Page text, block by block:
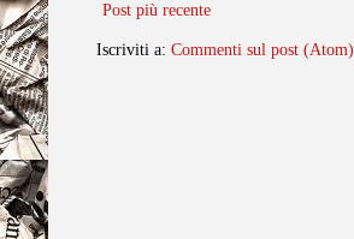
Post più recente
Iscriviti a: Commenti sul post (Atom)